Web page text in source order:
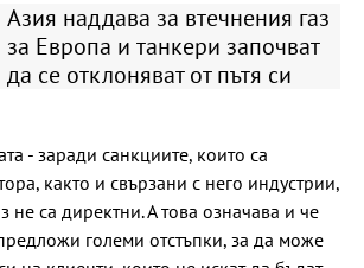
Азия наддава за втечнения газ
за Европа и танкери започват
да се отклоняват от пътя си
- заради санкциите, които са
както и свързани с него индустрии,
не са директни. А това означава и че
големи отстъпки, за да може